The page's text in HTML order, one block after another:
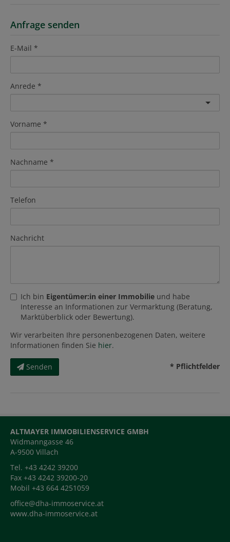
Anfrage senden
E-Mail
Anrede
Vorname
Nachname
Telefon
Nachricht
Ich bin Eigentümer:in einer Immobilie und habe
Interesse an Informationen zur Vermarktung (Beratung,
Marktüberblick oder Bewertung).
Wir verarbeiten Ihre personenbezogenen Daten, weitere
Informationen finden Sie hier.
Senden * Pflichtfelder
ALTMAYER IMMOBILIENSERVICE GMBH
Widmanngasse 46
A-9500 Villach
Tel. +43 4242 39200
Fax +43 4242 39200-20
Mobil +43 664 4251059
office@dha-immoservice.at
www.dha-immoservice.at